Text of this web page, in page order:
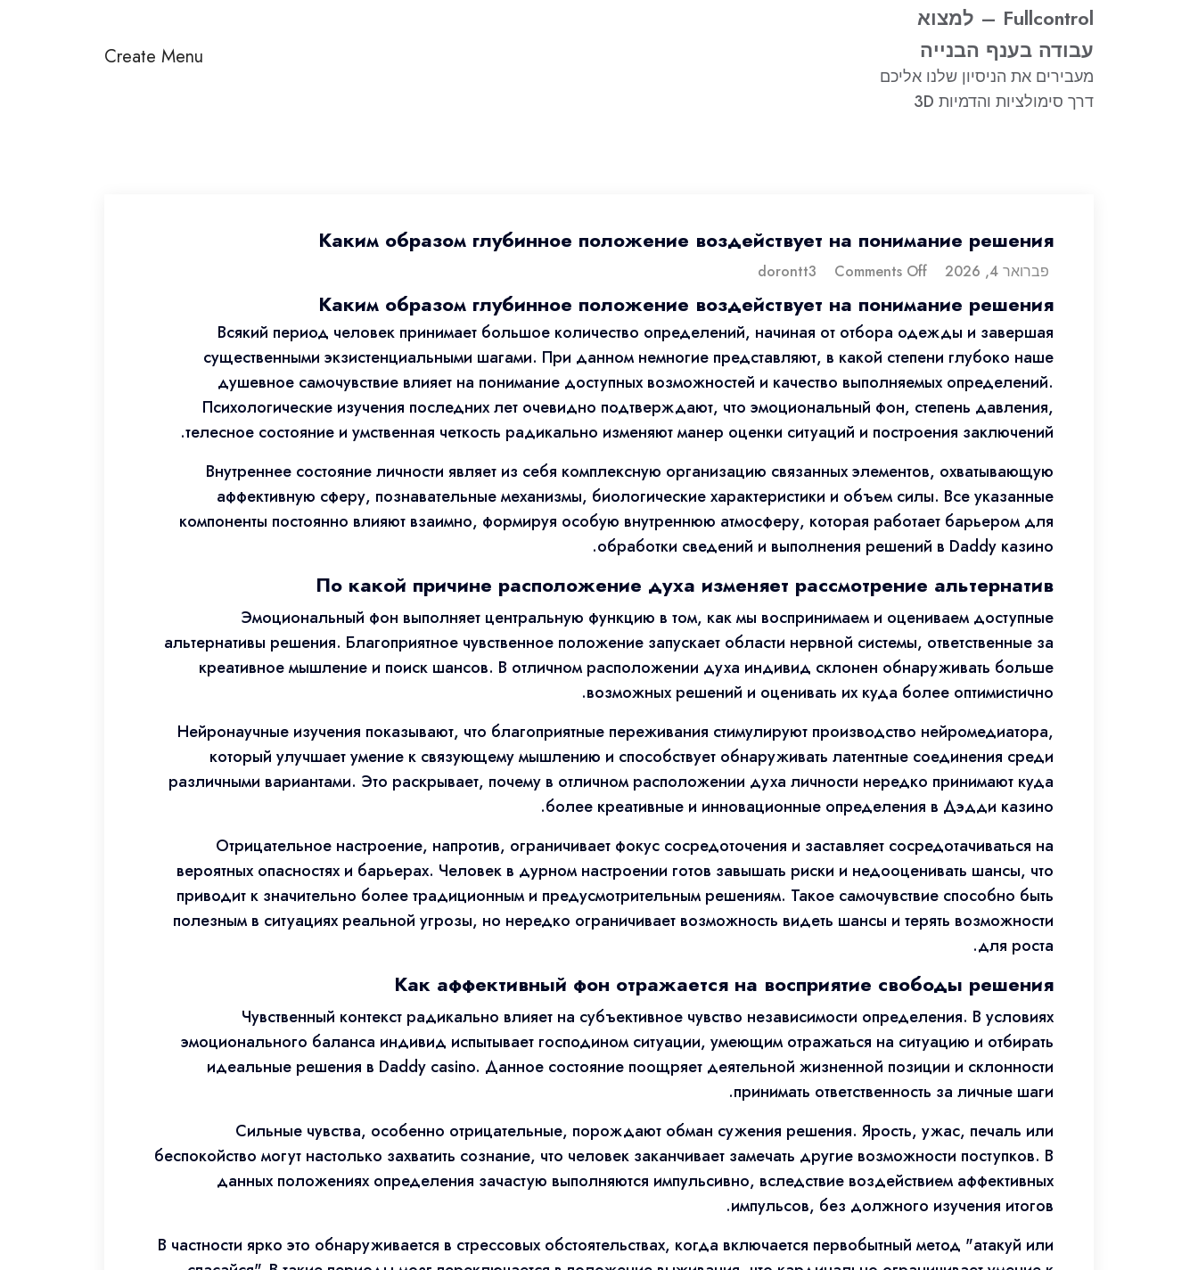
Fullcontrol – למצוא
עבודה בענף הבנייה
מעבירים את הניסיון שלנו אליכם
דרך סימולציות והדמיות 3D
Create Menu
Каким образом глубинное положение воздействует на понимание решения
פברואר 4, 2026 Comments Off
Каким образом глубинное положение воздействует на понимание решения
Всякий период человек принимает большое количество определений, начиная от отбора одежды и завершая
существенными экзистенциальными шагами. При данном немногие представляют, в какой степени глубоко наше
душевное самочувствие влияет на понимание доступных возможностей и качество выполняемых определений.
Психологические изучения последних лет очевидно подтверждают, что эмоциональный фон, степень давления,
телесное состояние и умственная четкость радикально изменяют манер оценки ситуаций и построения заключений.
Внутреннее состояние личности являет из себя комплексную организацию связанных элементов, охватывающую
аффективную сферу, познавательные механизмы, биологические характеристики и объем силы. Все указанные
компоненты постоянно влияют взаимно, формируя особую внутреннюю атмосферу, которая работает барьером для
обработки сведений и выполнения решений в Daddy казино.
По какой причине расположение духа изменяет рассмотрение альтернатив
Эмоциональный фон выполняет центральную функцию в том, как мы воспринимаем и оцениваем доступные
альтернативы решения. Благоприятное чувственное положение запускает области нервной системы, ответственные за
креативное мышление и поиск шансов. В отличном расположении духа индивид склонен обнаруживать больше
возможных решений и оценивать их куда более оптимистично.
Нейронаучные изучения показывают, что благоприятные переживания стимулируют производство нейромедиатора,
который улучшает умение к связующему мышлению и способствует обнаруживать латентные соединения среди
различными вариантами. Это раскрывает, почему в отличном расположении духа личности нередко принимают куда
более креативные и инновационные определения в Дэдди казино.
Отрицательное настроение, напротив, ограничивает фокус сосредоточения и заставляет сосредотачиваться на
вероятных опасностях и барьерах. Человек в дурном настроении готов завышать риски и недооценивать шансы, что
приводит к значительно более традиционным и предусмотрительным решениям. Такое самочувствие способно быть
полезным в ситуациях реальной угрозы, но нередко ограничивает возможность видеть шансы и терять возможности
для роста.
Как аффективный фон отражается на восприятие свободы решения
Чувственный контекст радикально влияет на субъективное чувство независимости определения. В условиях
эмоционального баланса индивид испытывает господином ситуации, умеющим отражаться на ситуацию и отбирать
идеальные решения в Daddy casino. Данное состояние поощряет деятельной жизненной позиции и склонности
принимать ответственность за личные шаги.
Сильные чувства, особенно отрицательные, порождают обман сужения решения. Ярость, ужас, печаль или
беспокойство могут настолько захватить сознание, что человек заканчивает замечать другие возможности поступков. В
данных положениях определения зачастую выполняются импульсивно, вследствие воздействием аффективных
импульсов, без должного изучения итогов.
В частности ярко это обнаруживается в стрессовых обстоятельствах, когда включается первобытный метод "атакуй или